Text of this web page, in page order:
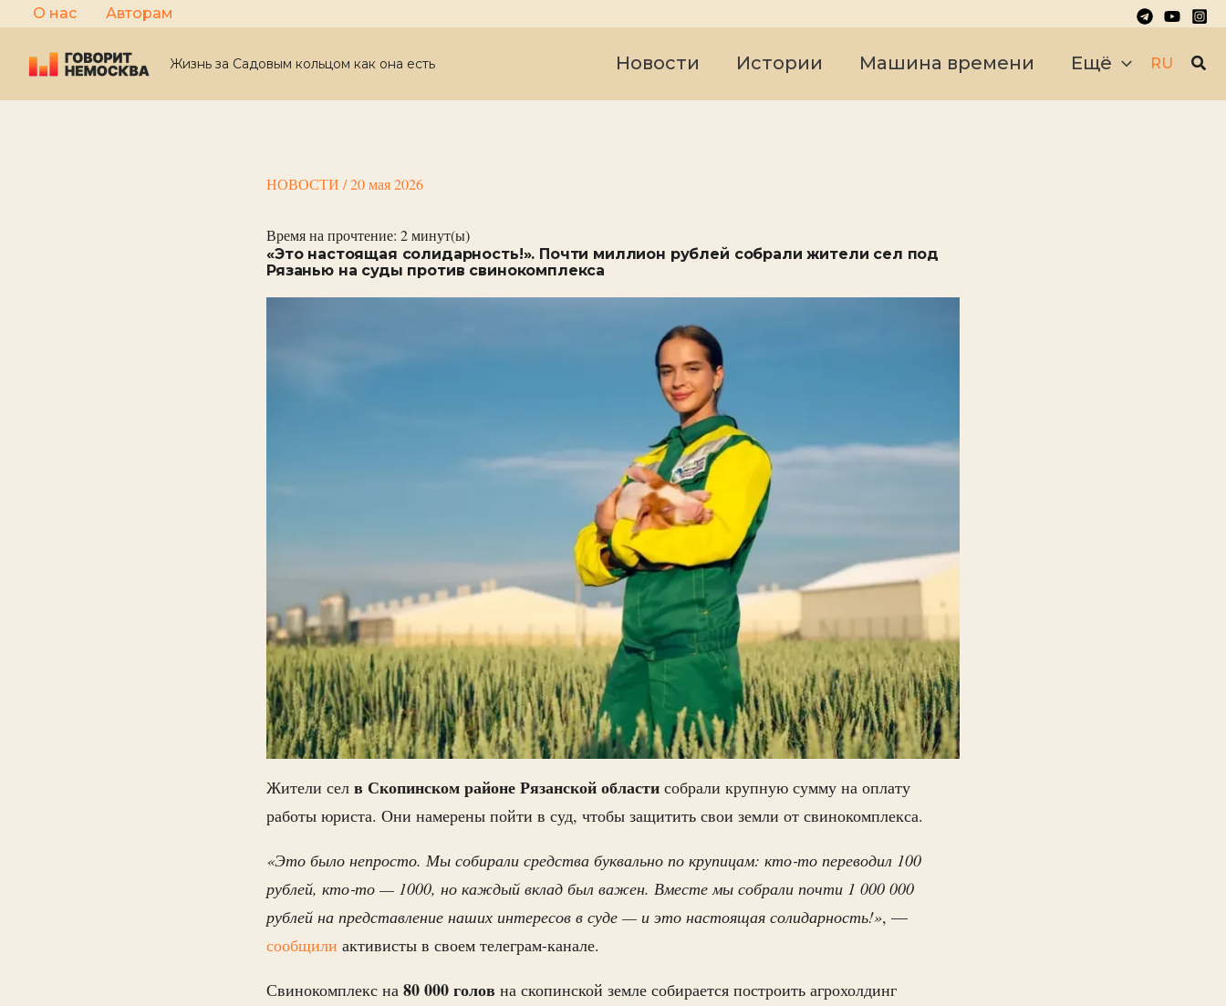
Перейти
к
содержимому
О нас Авторам
Жизнь за Садовым кольцом как она есть Новости Истории Машина времени Ещё RU
НОВОСТИ /20 мая 2026
Время на прочтение: 2минут(ы)
«Это настоящая солидарность!». Почти миллион рублей собрали жители сел под
Рязанью на суды против свинокомплекса
Жители сел в Скопинском районеРязанской области собрали крупную сумму на оплату
работы юриста. Они намерены пойти в суд, чтобы защитить свои земли от свинокомплекса.
«Это было непросто. Мы собирали средства буквально по крупицам: кто‑то переводил 100
рублей, кто‑то — 1000, но каждый вклад был важен. Вместе мы собрали почти 1 000 000
рублей на представление наших интересов в суде — и это настоящая солидарность!», —
сообщили активисты в своем телеграм-канале.
Свинокомплекс на 80 000 голов на скопинской земле собирается построить агрохолдинг